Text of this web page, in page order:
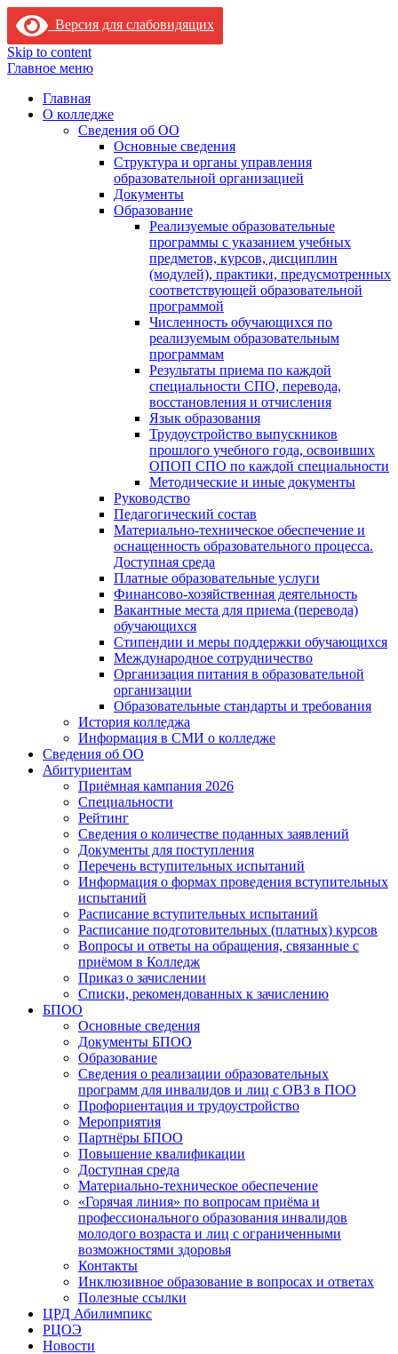
Версия для слабовидящих
Skip to content
Главное меню
Главная
О колледже
Сведения об ОО
Основные сведения
Структура и органы управления
образовательной организацией
Документы
Образование
Реализуемые образовательные
программы с указанием учебных
предметов, курсов, дисциплин
(модулей), практики, предусмотренных
соответствующей образовательной
программой
Численность обучающихся по
реализуемым образовательным
программам
Результаты приема по каждой
специальности СПО, перевода,
восстановления и отчисления
Язык образования
Трудоустройство выпускников
прошлого учебного года, освоивших
ОПОП СПО по каждой специальности
Методические и иные документы
Руководство
Педагогический состав
Материально-техническое обеспечение и
оснащенность образовательного процесса.
Доступная среда
Платные образовательные услуги
Финансово-хозяйственная деятельность
Вакантные места для приема (перевода)
обучающихся
Стипендии и меры поддержки обучающихся
Международное сотрудничество
Организация питания в образовательной
организации
Образовательные стандарты и требования
История колледжа
Информация в СМИ о колледже
Сведения об ОО
Абитуриентам
Приёмная кампания 2026
Специальности
Рейтинг
Сведения о количестве поданных заявлений
Документы для поступления
Перечень вступительных испытаний
Информация о формах проведения вступительных
испытаний
Расписание вступительных испытаний
Расписание подготовительных (платных) курсов
Вопросы и ответы на обращения, связанные с
приёмом в Колледж
Приказ о зачислении
Списки, рекомендованных к зачислению
БПОО
Основные сведения
Документы БПОО
Образование
Сведения о реализации образовательных
программ для инвалидов и лиц с ОВЗ в ПОО
Профориентация и трудоустройство
Мероприятия
Партнёры БПОО
Повышение квалификации
Доступная среда
Материально-техническое обеспечение
«Горячая линия» по вопросам приёма и
профессионального образования инвалидов
молодого возраста и лиц с ограниченными
возможностями здоровья
Контакты
Инклюзивное образование в вопросах и ответах
Полезные ссылки
ЦРД Абилимпикс
РЦОЭ
Новости